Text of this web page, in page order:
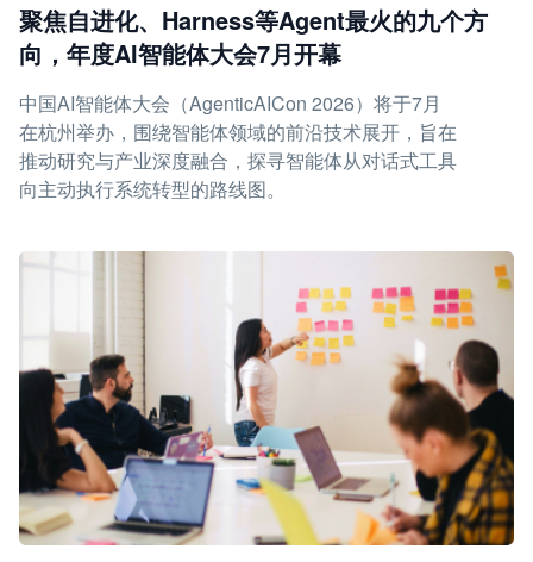
聚焦自进化、Harness等Agent最火的九个方
向，年度AI智能体大会7月开幕
中国AI智能体大会（AgenticAICon 2026）将于7月
在杭州举办，围绕智能体领域的前沿技术展开，旨在
推动研究与产业深度融合，探寻智能体从对话式工具
向主动执行系统转型的路线图。